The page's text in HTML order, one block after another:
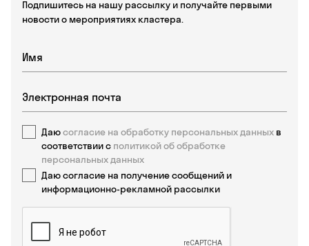
Подпишитесь на нашу рассылку и получайте первыми
новости о мероприятиях кластера.
Даюсогласие на обработку персональных данных в
соответствии с политикой об обработке
персональных данных
Даю согласие на получение сообщений и
информационно-рекламной рассылки